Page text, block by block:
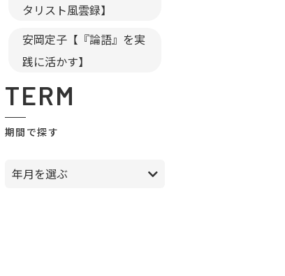
タリスト風雲録】
安岡定子【『論語』を実
践に活かす】
TERM
期間で探す
年月を選ぶ